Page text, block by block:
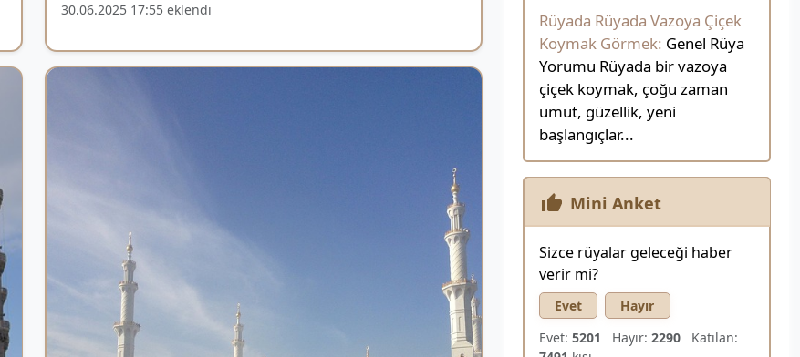
30.06.2025 17:55 eklendi
Rüyada Rüyada Vazoya Çiçek
Koymak Görmek: Genel Rüya
Yorumu Rüyada bir vazoya
çiçek koymak, çoğu zaman
umut, güzellik, yeni
başlangıçlar...
Mini Anket
Sizce rüyalar geleceği haber
verir mi?
Evet
Hayır
Evet: 5201 Hayır: 2290Katılan: